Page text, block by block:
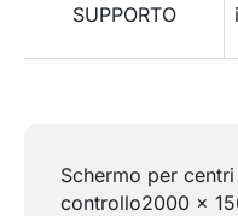
SUPPORTO
Schermo per
controllo2000 x